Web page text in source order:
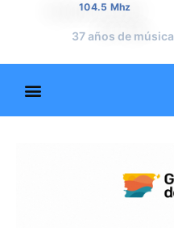
104.5 Mhz
37 años de noticias